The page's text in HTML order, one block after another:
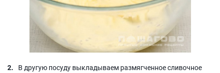
В другую посуду выкладываем размягченное сливочное